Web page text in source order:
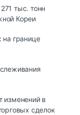
тыс. тонн
Кореи
на границе
изменений в
сделок